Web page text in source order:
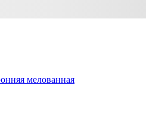
мелованная